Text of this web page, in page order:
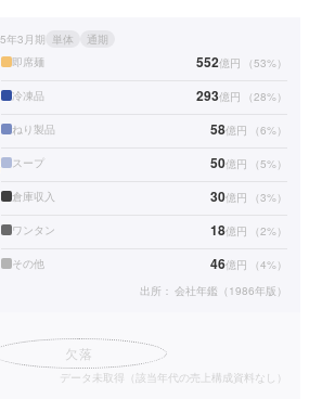
年3月期 単体
通期
即席麺
552億円 （53%）
冷凍品 293億円 （28%）
ねり製品 58億円 （6%）
スープ 50億円 （5%）
倉庫収入 30億円 （3%）
ワンタン 18億円 （2%）
その他 46億円 （4%）
出所： 会社年鑑（1986年版）
欠落
データ未取得（該当年代の売上構成資料なし）